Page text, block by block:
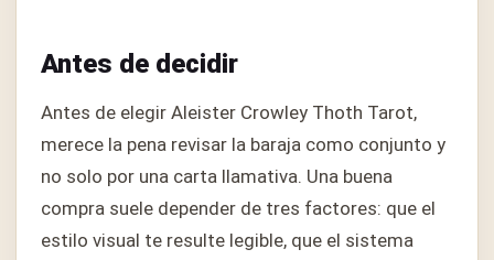
Antes de decidir
Antes de elegir Aleister Crowley Thoth Tarot,
merece la pena revisar la baraja como conjunto y
no solo por una carta llamativa. Una buena
compra suele depender de tres factores: que el
estilo visual te resulte legible, que el sistema